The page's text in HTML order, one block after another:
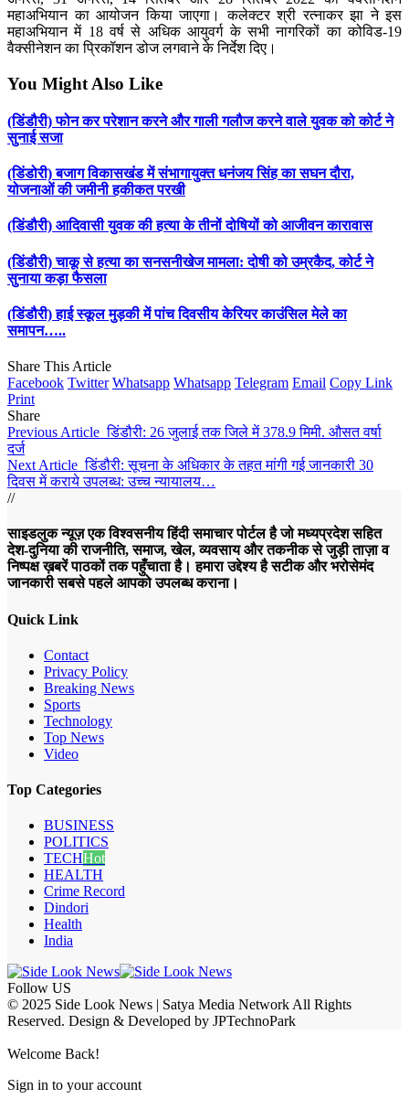
महाअभियान का आयोजन किया जाएगा। कलेक्टर श्री रत्नाकर झा ने इस
महाअभियान में 18 वर्ष से अधिक आयुवर्ग के सभी नागरिकों का कोविड-19
वैक्सीनेशन का प्रिकॉशन डोज लगवाने के निर्देश दिए।
You Might Also Like
(डिंडौरी) फोन कर परेशान करने और गाली गलौज करने वाले युवक को कोर्ट ने
सुनाई सजा
(डिंडोरी) बजाग विकासखंड में संभागायुक्त धनंजय सिंह का सघन दौरा,
योजनाओं की जमीनी हकीकत परखी
(डिंडौरी) आदिवासी युवक की हत्या के तीनों दोषियों को आजीवन कारावास
(डिंडौरी) चाकू से हत्या का सनसनीखेज मामला: दोषी को उम्रकैद, कोर्ट ने
सुनाया कड़ा फैसला
(डिंडौरी) हाई स्कूल मुड़की में पांच दिवसीय केरियर काउंसिल मेले का
समापन…..
Share This Article
Facebook Twitter Whatsapp Whatsapp Telegram Email Copy Link
Print
Share
Previous Article डिंडौरी: 26 जुलाई तक जिले में 378.9 मिमी. औसत वर्षा
दर्ज
Next Article डिंडौरी: सूचना के अधिकार के तहत मांगी गई जानकारी 30
दिवस में कराये उपलब्ध: उच्च न्यायालय…
//
साइडलुक न्यूज़ एक विश्वसनीय हिंदी समाचार पोर्टल है जो मध्यप्रदेश सहित
देश-दुनिया की राजनीति, समाज, खेल, व्यवसाय और तकनीक से जुड़ी ताज़ा व
निष्पक्ष ख़बरें पाठकों तक पहुँचाता है। हमारा उद्देश्य है सटीक और भरोसेमंद
जानकारी सबसे पहले आपको उपलब्ध कराना।
Quick Link
Contact
Privacy Policy
Breaking News
Sports
Technology
Top News
Video
Top Categories
BUSINESS
POLITICS
TECHHot
HEALTH
Crime Record
Dindori
Health
India
Follow US
© 2025 Side Look News | Satya Media Network All Rights
Reserved. Design & Developed by JPTechnoPark
Welcome Back!
Sign in to your account